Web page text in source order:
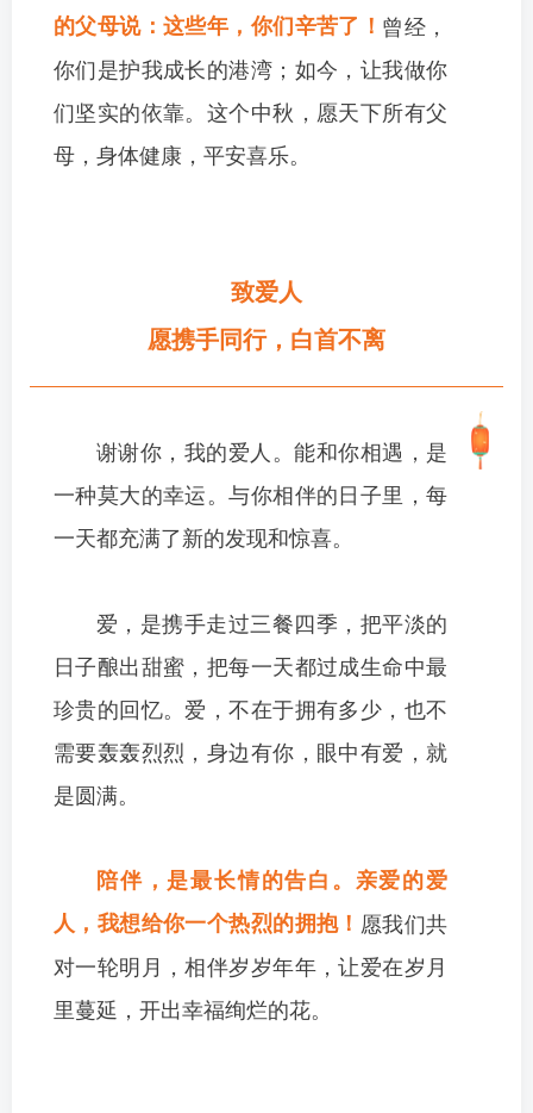
的父母说：这些年，你们辛苦了！ 曾经，
你们是护我成长的港湾；如今，让我做你
们坚实的依靠。这个中秋，愿天下所有父
母，身体健康，平安喜乐。
致爱人
愿携手同行，白首不离
谢谢你，我的爱人。能和你相遇，是
一种莫大的幸运。与你相伴的日子里，每
一天都充满了新的发现和惊喜。
爱，是携手走过三餐四季，把平淡的
日子酿出甜蜜，把每一天都过成生命中最
珍贵的回忆。爱，不在于拥有多少，也不
需要轰轰烈烈，身边有你，眼中有爱，就
是圆满。
陪伴，是最长情的告白。亲爱的爱
人，我想给你一个热烈的拥抱！ 愿我们共
对一轮明月，相伴岁岁年年，让爱在岁月
里蔓延，开出幸福绚烂的花。